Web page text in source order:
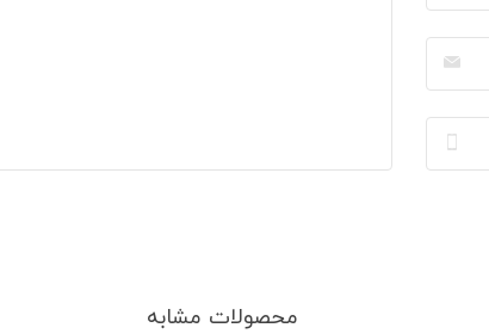
محصولات مشابه